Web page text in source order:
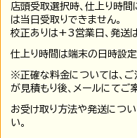
店頭受取選択時、仕上り時
は当日受取りできません。
校正ありは+3営業日、発送
仕上り時間は端末の日時設定
※正確な料金については、
が見積もり後、メールにてご
お受け取り方法や発送につ
い。